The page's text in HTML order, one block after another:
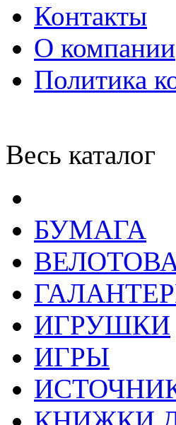
Контакты
О компании
Политика
Весь каталог
БУМАГА
ИГРУШКИ
ИГРЫ